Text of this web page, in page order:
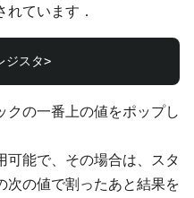
ています．
クの一番上の値をポップし
可能で、その場合は、スタ
次の値で割ったあと結果を